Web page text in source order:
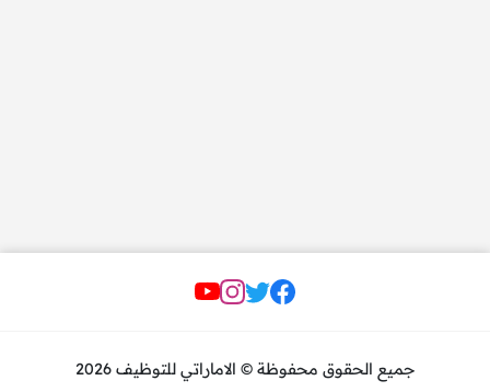
مواقع التواصل
جميع الحقوق محفوظة © الاماراتي للتوظيف 2026